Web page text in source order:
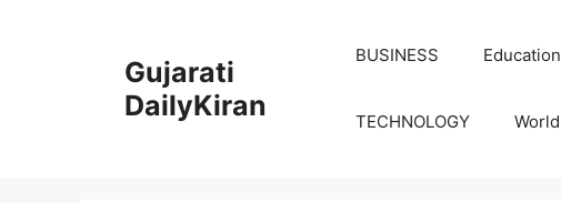
Gujarati
DailyKiran
BUSINESS Education
TECHNOLOGY World